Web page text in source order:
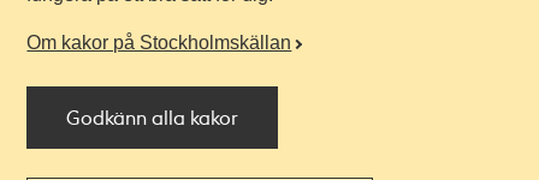
Om kakor på Stockholmskällan
Godkänn alla kakor